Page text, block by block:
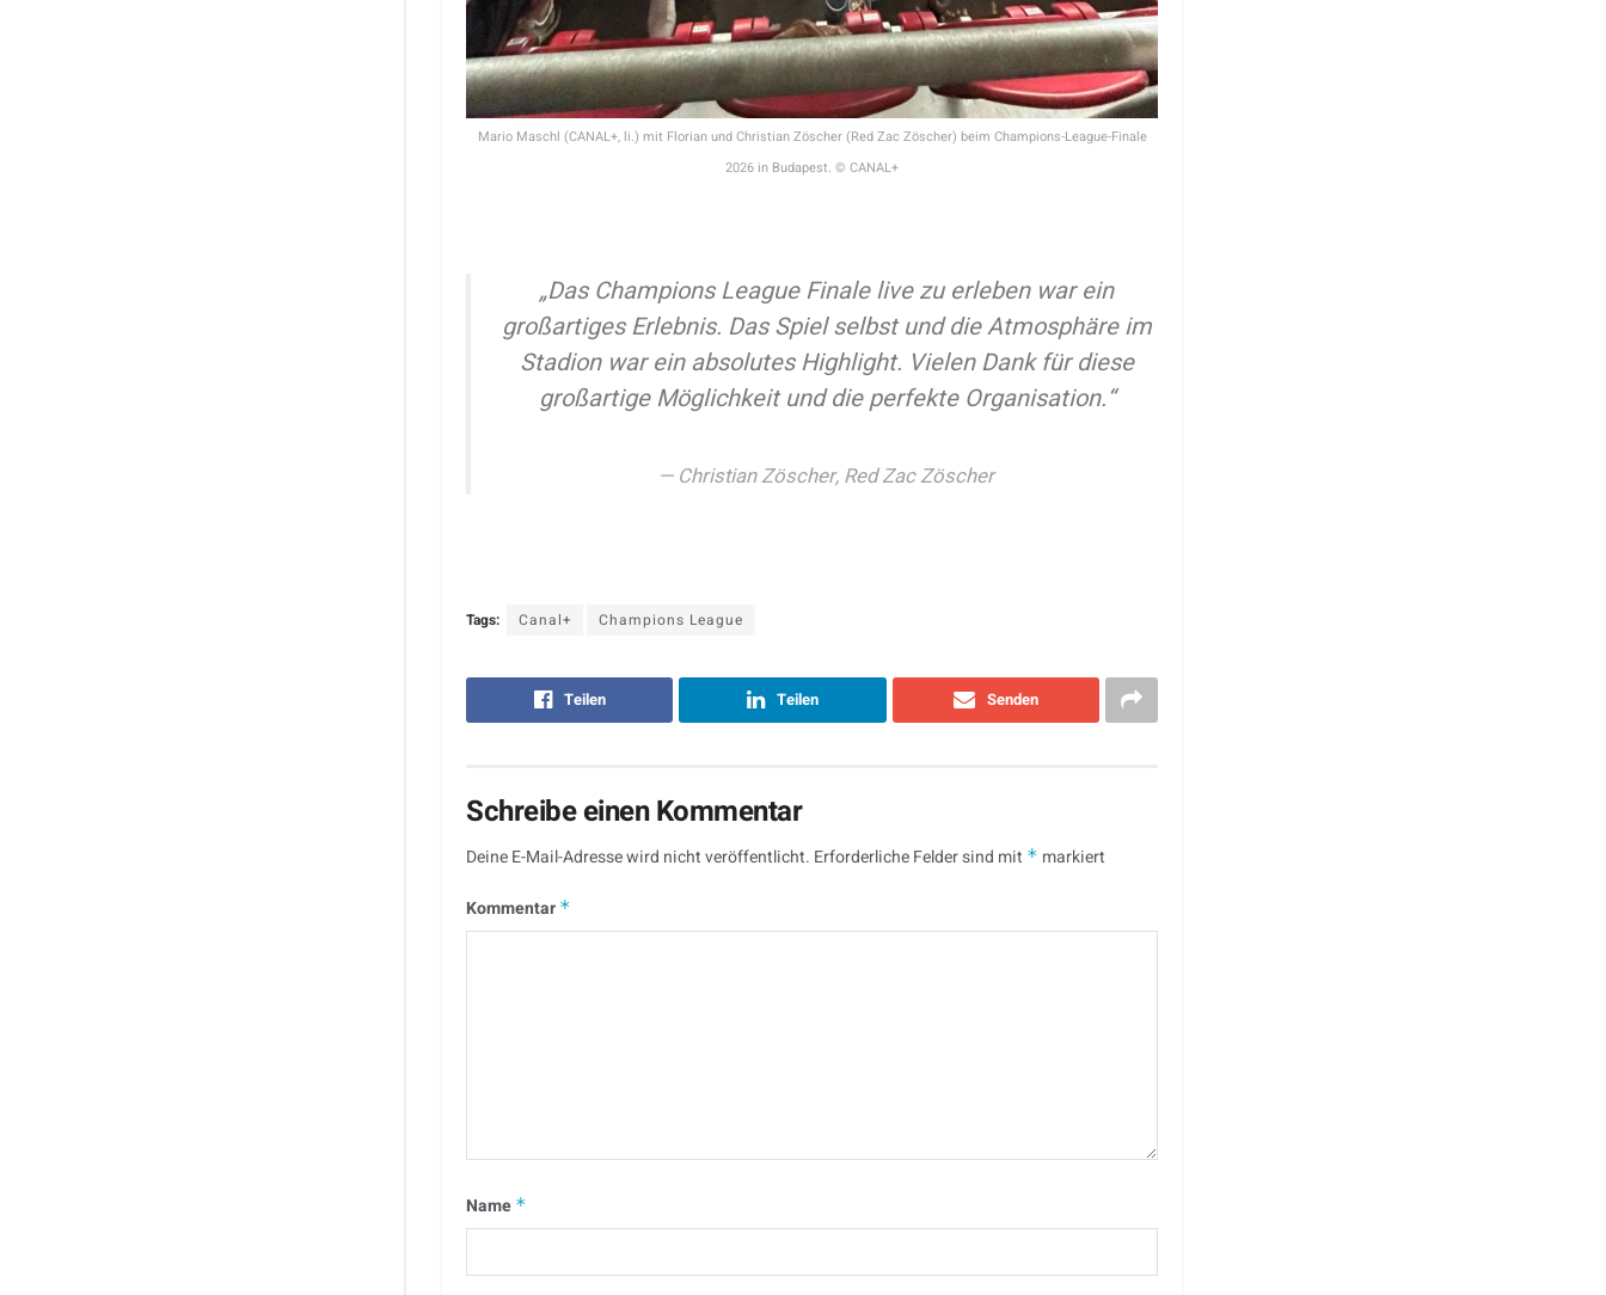
Mario Maschl (CANAL+, li.) mit Florian und Christian Zöscher (Red Zac Zöscher) beim Champions-League-Finale
2026 in Budapest. © CANAL+
„Das Champions League Finale live zu erleben war ein
großartiges Erlebnis. Das Spiel selbst und die Atmosphäre im
Stadion war ein absolutes Highlight. Vielen Dank für diese
großartige Möglichkeit und die perfekte Organisation.“
Christian Zöscher, Red Zac Zöscher
Tags: Canal+ Champions League
Teilen Teilen Senden
Schreibe einen Kommentar
Deine E-Mail-Adresse wird nicht veröffentlicht. Erforderliche Felder sind mit * markiert
Kommentar *
Name *